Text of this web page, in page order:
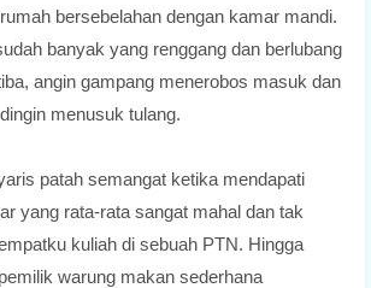
bersebelahan dengan kamar mandi.
banyak yang renggang dan berlubang
angin gampang menerobos masuk dan
menusuk tulang.
patah semangat ketika mendapati
yang rata-rata sangat mahal dan tak
kuliah di sebuah PTN. Hingga
warung makan sederhana